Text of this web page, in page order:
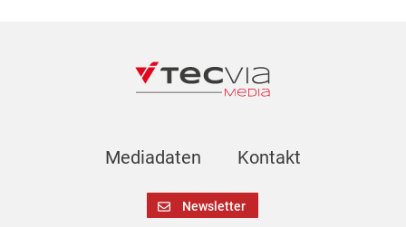
Mediadaten Kontakt
Newsletter